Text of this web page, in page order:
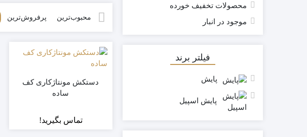
محبوب‌ترین پرفروش‌ترین
دستکش مونتاژکاری کف
ساده
تماس بگیرید!
محصولات تخفیف خورده
موجود در انبار
فیلتر برند
پایش
پایش اسپیل